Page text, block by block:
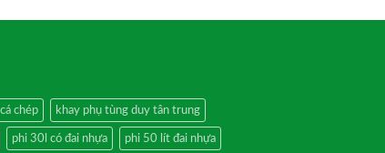
chép khay phụ tùng duy tân trung
phi 30l có đai nhựa phi 50 lít đai nhựa